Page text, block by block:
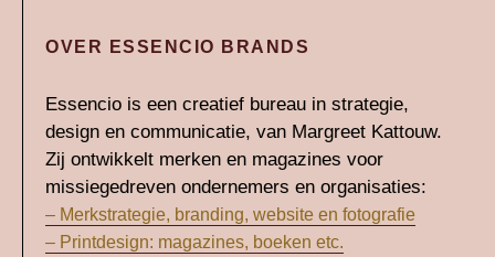
OVER ESSENCIO BRANDS
Essencio is een creatief bureau in strategie,
design en communicatie, van Margreet Kattouw.
Zij ontwikkelt merken en magazines voor
missiegedreven ondernemers en organisaties:
– Merkstrategie, branding, website en fotografie
– Printdesign: magazines, boeken etc.